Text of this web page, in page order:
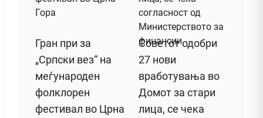
Гран при за
„Српски вез“ на
меѓународен
фолклорен
фестивал во Црна
Советот одобри
27 нови
вработувања во
Домот за стари
лица, се чека